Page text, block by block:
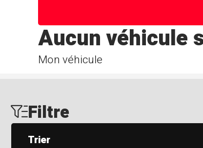
Mon véhicule
Aucun véhicule
Filtre
Trier